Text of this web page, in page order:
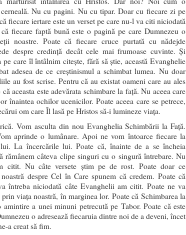
Nu cu pagini. Nu cu tipar. Doar cu fiecare zi pe
fiecare iertare este un verset pe care nu-l va citi niciodată
fiecare faptă bună este o pagină pe care Dumnezeu o
noastre. Poate că fiecare cruce purtată cu nădejde
despre credință decât cele mai frumoase cuvinte. Și
pe care îl întâlnim citește, fără să știe, această Evanghelie
adesea de ce creștinismul a schimbat lumea. Nu doar
au fost scrise. Pentru că au existat oameni care au ales
aceasta este adevărata schimbare la față. Nu aceea care
înaintea ochilor ucenicilor. Poate aceea care se petrece,
om care Îl lasă pe Hristos să-i lumineze viața.
Vom asculta din nou Evanghelia Schimbării la Față.
aprinde o lumânare. Apoi ne vom întoarce fiecare la
La încercările lui. Poate că, înainte de a se încheia
rămânem câteva clipe singuri cu o singură întrebare. Nu
citit. Nu câte versete știm pe de rost. Poate doar ce
despre Cel în Care spunem că credem. Poate că
întreba niciodată câte Evanghelii am citit. Poate ne va
viața noastră, în marginea lor. Poate că Schimbarea la
amintire a unei minuni petrecută pe Tabor. Poate că este
o adresează fiecaruia dintre noi de a deveni, încet
a creat să fim.